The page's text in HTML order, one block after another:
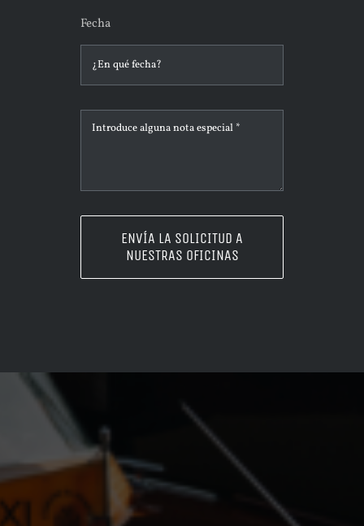
Fecha
ENVÍA LA SOLICITUD A
NUESTRAS OFICINAS